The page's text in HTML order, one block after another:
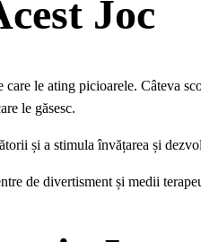
Joc
le ating picioarele. Câteva
le găsesc.
și a stimula învățarea și
de divertisment și medii